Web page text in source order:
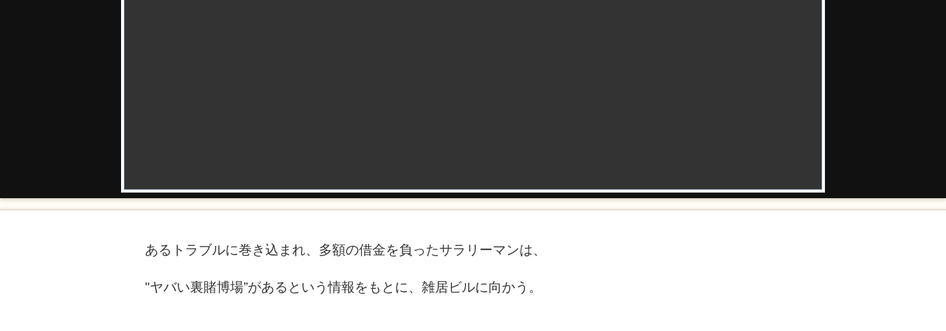
あるトラブルに巻き込まれ、多額の借金を負ったサラリーマンは、
"ヤバい裏賭博場”があるという情報をもとに、雑居ビルに向かう。